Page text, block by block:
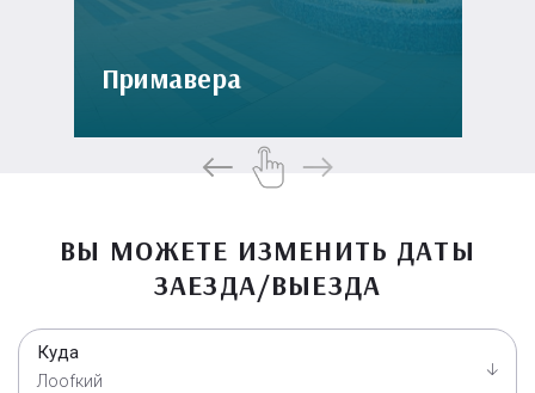
Примавера
ВЫ МОЖЕТЕ ИЗМЕНИТЬ ДАТЫ
ЗАЕЗДА/ВЫЕЗДА
Куда
Лооfкий